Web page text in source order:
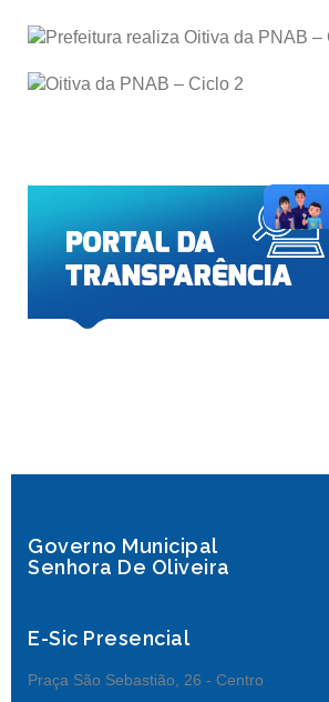
Governo Municipal
Senhora De Oliveira
E-Sic Presencial
Praça São Sebastião, 26 - Centro